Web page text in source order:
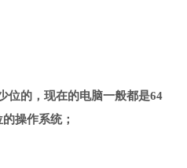
位的，现在的电脑一般都是64
操作系统；